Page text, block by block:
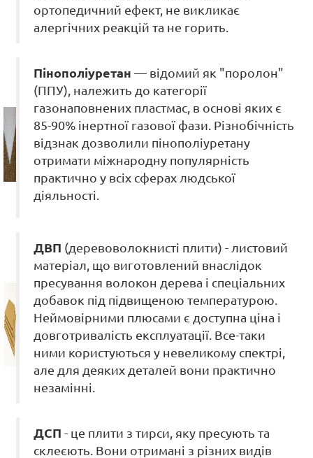
ортопедичний ефект, не викликає
алергічних реакцій та не горить.
Пінополіуретан — відомий як "поролон"
(ППУ), належить до категорії
газонаповнених пластмас, в основі яких є
85-90% інертної газової фази. Різнобічність
відзнак дозволили пінополіуретану
отримати міжнародну популярність
практично у всіх сферах людської
діяльності.
ДВП (деревоволокнисті плити) - листовий
матеріал, що виготовлений внаслідок
пресування волокон дерева і спеціальних
добавок під підвищеною температурою.
Неймовірними плюсами є доступна ціна і
довготривалість експлуатації. Все-таки
ними користуються у невеликому спектрі,
але для деяких деталей вони практично
незамінні.
ДСП - це плити з тирси, яку пресують та
склеєють. Вони отримані з різних видів